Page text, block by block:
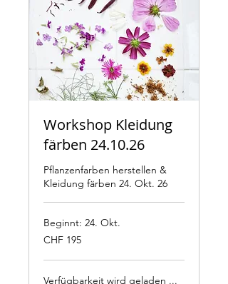
Workshop Kleidung
färben 24.10.26
Pflanzenfarben herstellen &
Kleidung färben 24. Okt. 26
Beginnt: 24. Okt.
195
Schweizer
CHF 195
Verfügbarkeit wird geladen ...